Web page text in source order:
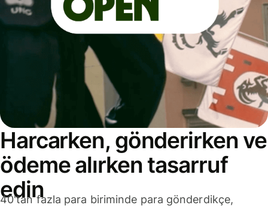
Harcarken, gönderirken ve
ödeme alırken tasarruf
edin
40'tan fazla para biriminde para gönderdikçe,